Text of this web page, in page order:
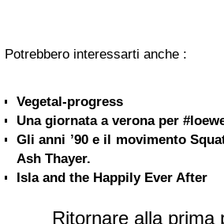
Potrebbero interessarti anche :
Vegetal-progress
Una giornata a verona per
Gli anni ’90 e il movimento
Ash Thayer.
Isla and the Happily Ever After
Ritornare alla prima